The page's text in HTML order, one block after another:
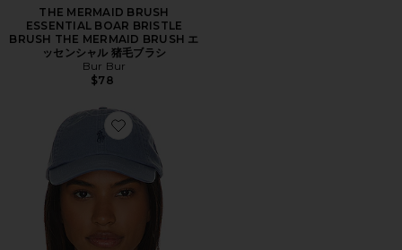
THE MERMAID BRUSH
ESSENTIAL BOAR BRISTLE
BRUSH THE MERMAID BRUSH エ
ッセンシャル 猪毛ブラシ
Bur Bur
$78
Favorite ハット